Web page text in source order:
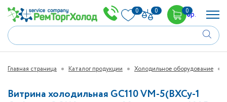
0 0 00р.
Главная страница Каталог продукции Холодильное оборудование
Витрина холодильная GC110 VM-5(ВХСу-1